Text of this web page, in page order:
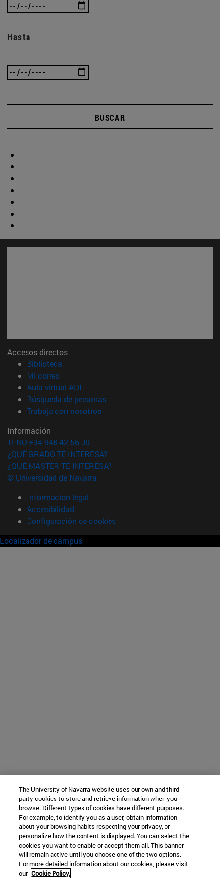
Hasta
BUSCAR
Accesos directos
Biblioteca
Mi correo(abre en nueva ventana)
Aula virtual ADI
Búsqueda de personas(abre en nueva ventana)
Trabaja con nosotros(abre en nueva ventana)
Información
TFNO +34 948 42 56 00
¿QUÉ GRADO TE INTERESA?
¿QUÉ MÁSTER TE INTERESA?
© Universidad de Navarra
Información legal
Accesibilidad
Configuración de cookies
Localizador de campus
The University of Navarra website uses our own and third-
party cookies to store and retrieve information when you
browse. Different types of cookies have different purposes.
For example, to identify you as a user, obtain information
about your browsing habits respecting your privacy, or
personalize how the content is displayed. You can select the
cookies you want to enable or accept them all. This banner
will remain active until you choose one of the two options.
For more detailed information about our cookies, please visit
our Cookie Policy.